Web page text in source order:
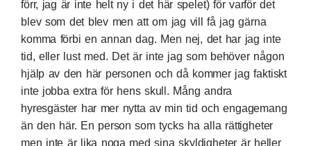
förr, jag är inte helt ny i det här spelet) för varför det
blev som det blev men att om jag vill få jag gärna
komma förbi en annan dag. Men nej, det har jag inte
tid, eller lust med. Det är inte jag som behöver någon
hjälp av den här personen och då kommer jag faktiskt
inte jobba extra för hens skull. Mång andra
hyresgäster har mer nytta av min tid och engagemang
än den här. En person som tycks ha alla rättigheter
men inte är lika noga med sina skyldigheter är heller